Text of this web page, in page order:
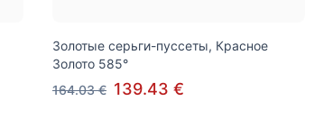
Золотые серьги-пуссеты, Красное
Золото 585°
164.03 € 139.43 €